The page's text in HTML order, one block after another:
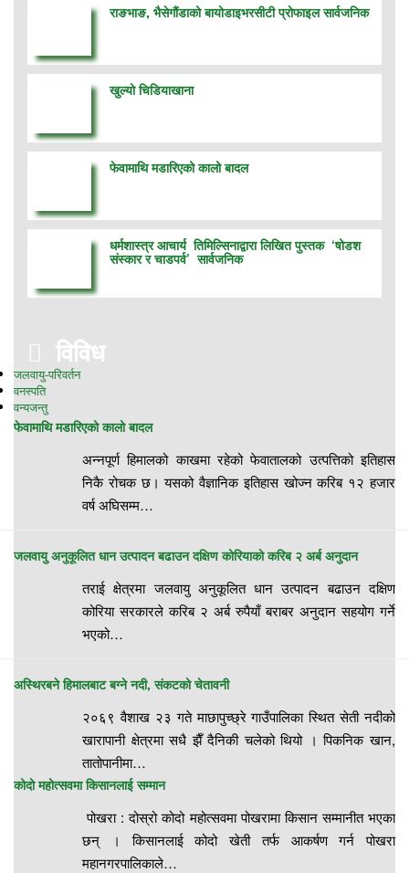
राङभाङ, भैसेगौंडाको बायोडाइभरसीटी प्रोफाइल सार्वजनिक
खुल्यो चिडियाखाना
फेवामाथि मडारिएको कालो बादल
धर्मशास्त्र आचार्य तिमिल्सिनाद्वारा लिखित पुस्तक ‘षोडश
संस्कार र चाडपर्व’ सार्वजनिक
विविध
जलवायु-परिवर्तन
वनस्पति
वन्यजन्तु
फेवामाथि मडारिएको कालो बादल
अन्नपूर्ण हिमालको काखमा रहेको फेवातालको उत्पत्तिको इतिहास
निकै रोचक छ। यसको वैज्ञानिक इतिहास खोज्न करिब १२ हजार
वर्ष अघिसम्म…
जलवायु अनुकूलित धान उत्पादन बढाउन दक्षिण कोरियाको करिब २ अर्ब अनुदान
तराई क्षेत्रमा जलवायु अनुकूलित धान उत्पादन बढाउन दक्षिण
कोरिया सरकारले करिब २ अर्ब रुपैयाँ बराबर अनुदान सहयोग गर्ने
भएको…
अस्थिरबने हिमालबाट बग्ने नदी, संकटको चेतावनी
२०६९ वैशाख २३ गते माछापुच्छ्रे गाउँपालिका स्थित सेती नदीको
खारापानी क्षेत्रमा सधै झैँ दैनिकी चलेको थियो । पिकनिक खान,
तातोपानीमा…
कोदो महोत्सवमा किसानलाई सम्मान
पोखरा : दोस्रो कोदो महोत्सवमा पोखरामा किसान सम्मानीत भएका
छन् । किसानलाई कोदो खेती तर्फ आकर्षण गर्न पोखरा
महानगरपालिकाले…